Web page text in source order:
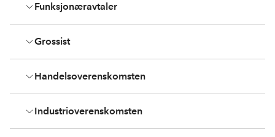
Funksjonæravtaler
Grossist
Handelsoverenskomsten
Industrioverenskomsten